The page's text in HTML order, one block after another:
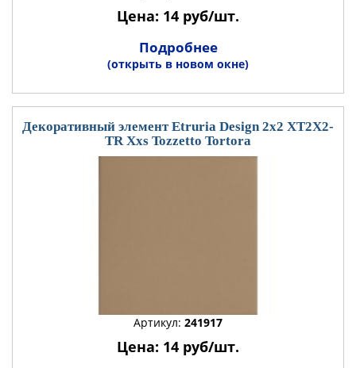
Цена: 14 руб/шт.
Подробнее
(открыть в новом окне)
Декоративный элемент Etruria Design 2x2 XT2X2-
TR Xxs Tozzetto Tortora
Артикул: 241917
Цена: 14 руб/шт.